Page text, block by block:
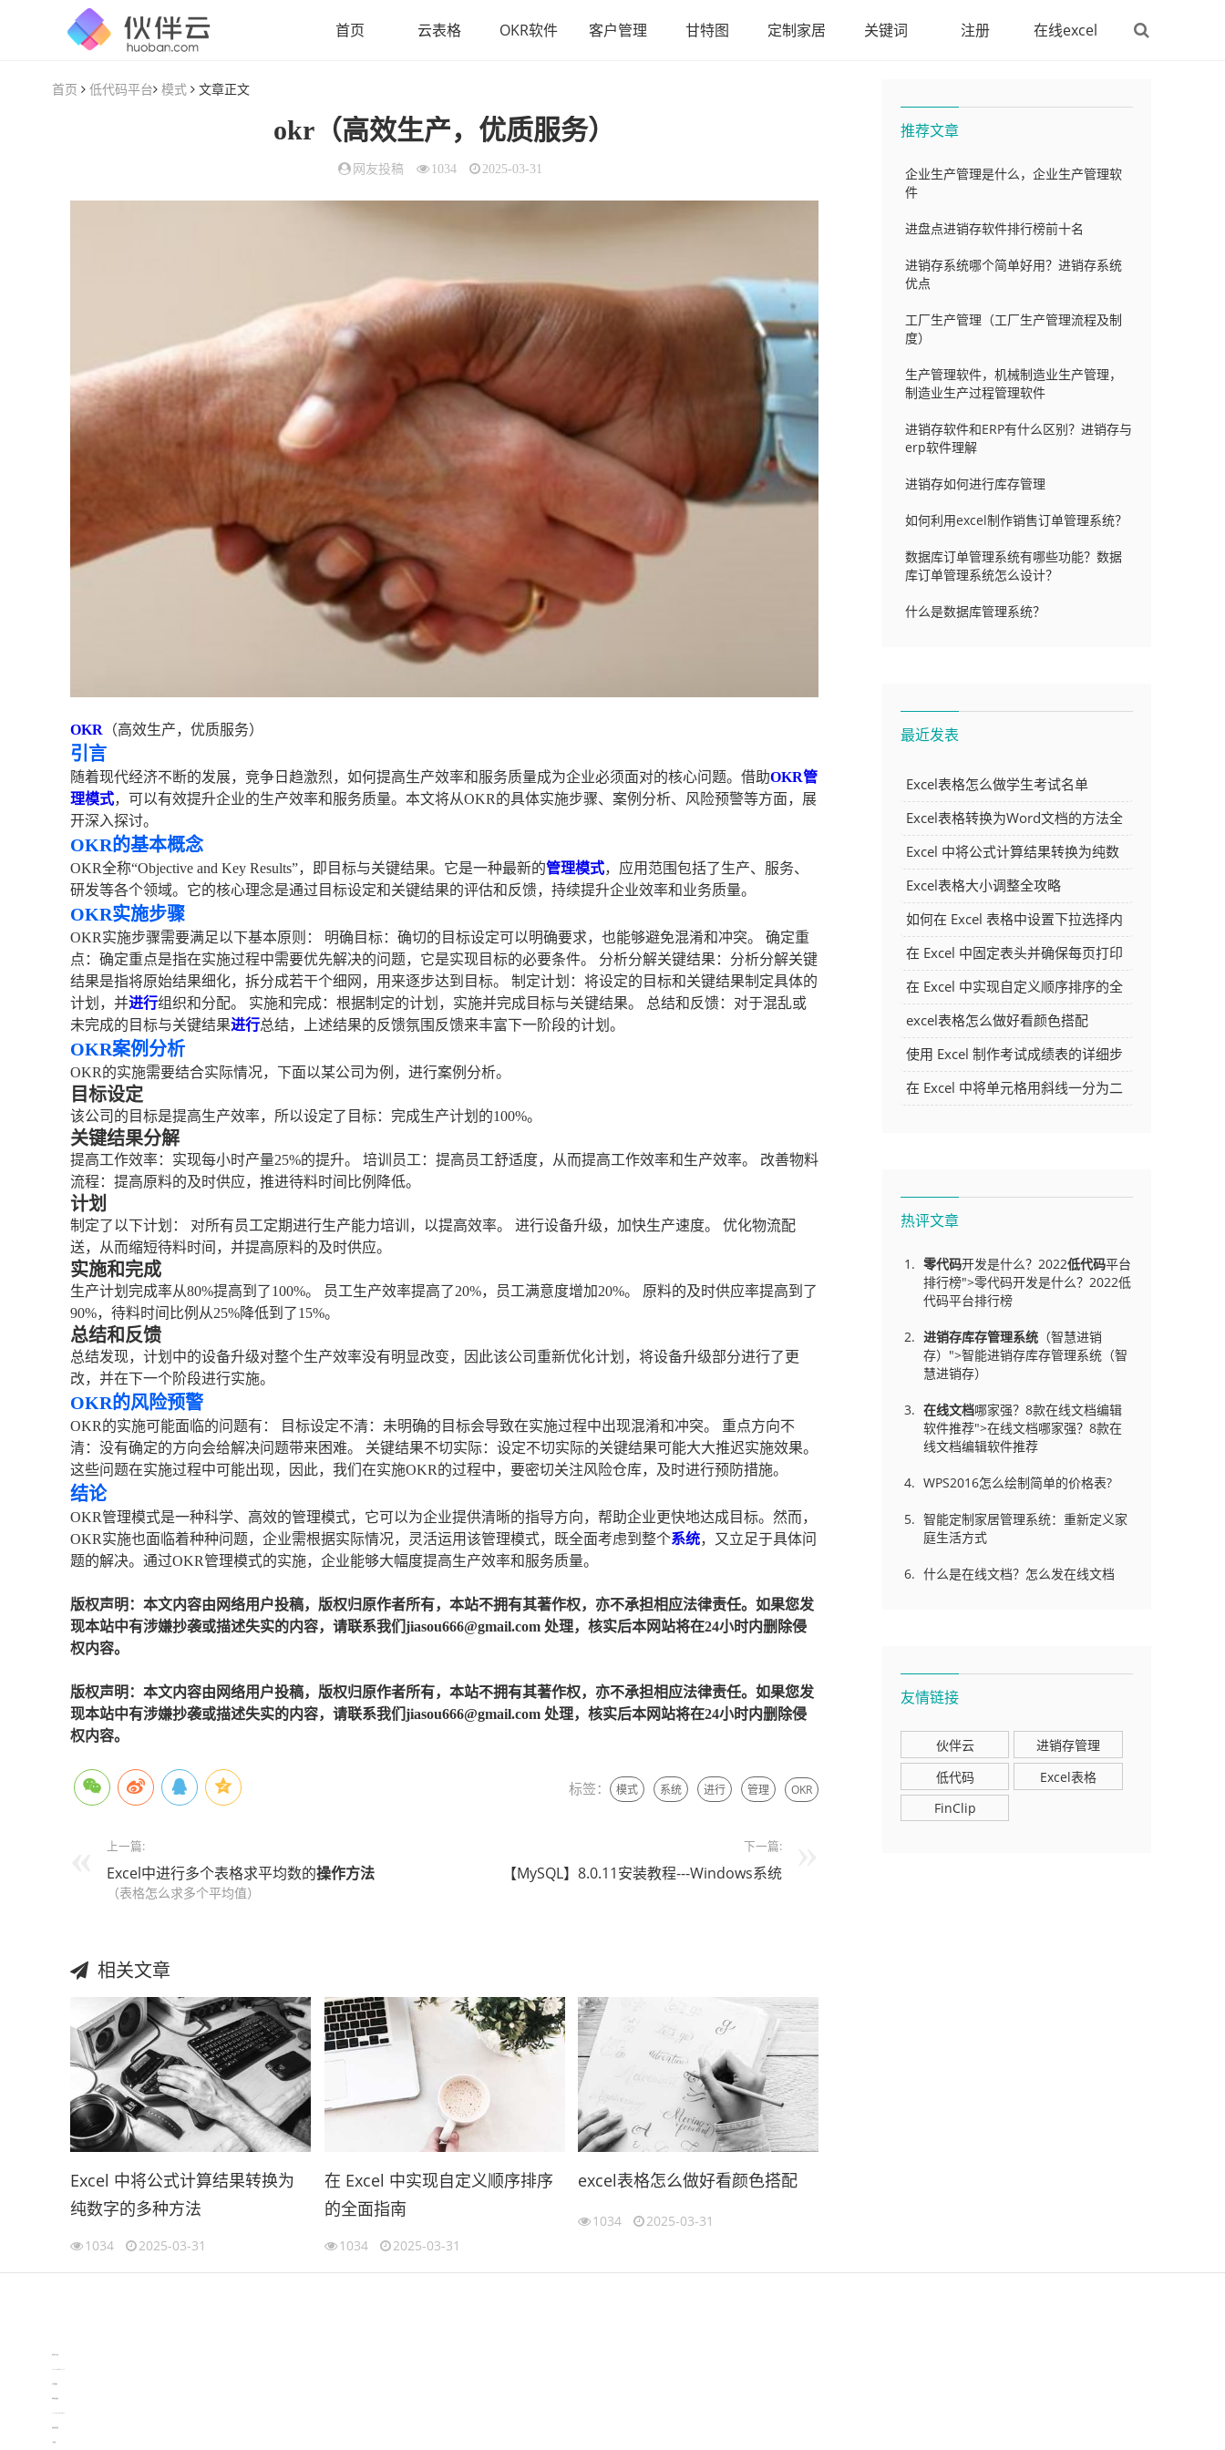
首页 云表格 OKR软件 客户管理 甘特图 定制家居 关键词 注册 在线excel
首页 低代码平台 模式 文章正文
okr（高效生产，优质服务）
网友投稿 1034 2025-03-31
OKR （高效生产，优质服务）
引言
随着现代经济不断的发展，竞争日趋激烈，如何提高生产效率和服务质量成为企业必须面对的核心问题。借助OKR管
理模式，可以有效提升企业的生产效率和服务质量。本文将从OKR的具体实施步骤、案例分析、风险预警等方面，展
开深入探讨。
OKR的基本概念
OKR全称“Objective and Key Results”，即目标与关键结果。它是一种最新的管理模式，应用范围包括了生产、服务、
研发等各个领域。它的核心理念是通过目标设定和关键结果的评估和反馈，持续提升企业效率和业务质量。
OKR实施步骤
OKR实施步骤需要满足以下基本原则： 明确目标：确切的目标设定可以明确要求，也能够避免混淆和冲突。 确定重
点：确定重点是指在实施过程中需要优先解决的问题，它是实现目标的必要条件。 分析分解关键结果：分析分解关键
结果是指将原始结果细化，拆分成若干个细网，用来逐步达到目标。 制定计划：将设定的目标和关键结果制定具体的
计划，并进行组织和分配。 实施和完成：根据制定的计划，实施并完成目标与关键结果。 总结和反馈：对于混乱或
未完成的目标与关键结果进行总结，上述结果的反馈氛围反馈来丰富下一阶段的计划。
OKR案例分析
OKR的实施需要结合实际情况，下面以某公司为例，进行案例分析。
目标设定
该公司的目标是提高生产效率，所以设定了目标：完成生产计划的100%。
关键结果分解
提高工作效率：实现每小时产量25%的提升。 培训员工：提高员工舒适度，从而提高工作效率和生产效率。 改善物料
流程：提高原料的及时供应，推进待料时间比例降低。
计划
制定了以下计划： 对所有员工定期进行生产能力培训，以提高效率。 进行设备升级，加快生产速度。 优化物流配
送，从而缩短待料时间，并提高原料的及时供应。
实施和完成
生产计划完成率从80%提高到了100%。 员工生产效率提高了20%，员工满意度增加20%。 原料的及时供应率提高到了
90%，待料时间比例从25%降低到了15%。
总结和反馈
总结发现，计划中的设备升级对整个生产效率没有明显改变，因此该公司重新优化计划，将设备升级部分进行了更
改，并在下一个阶段进行实施。
OKR的风险预警
OKR的实施可能面临的问题有： 目标设定不清：未明确的目标会导致在实施过程中出现混淆和冲突。 重点方向不
清：没有确定的方向会给解决问题带来困难。 关键结果不切实际：设定不切实际的关键结果可能大大推迟实施效果。
这些问题在实施过程中可能出现，因此，我们在实施OKR的过程中，要密切关注风险仓库，及时进行预防措施。
结论
OKR管理模式是一种科学、高效的管理模式，它可以为企业提供清晰的指导方向，帮助企业更快地达成目标。然而，
OKR实施也面临着种种问题，企业需根据实际情况，灵活运用该管理模式，既全面考虑到整个系统，又立足于具体问
题的解决。通过OKR管理模式的实施，企业能够大幅度提高生产效率和服务质量。
版权声明：本文内容由网络用户投稿，版权归原作者所有，本站不拥有其著作权，亦不承担相应法律责任。如果您发
现本站中有涉嫌抄袭或描述失实的内容，请联系我们jiasou666@gmail.com 处理，核实后本网站将在24小时内删除侵
权内容。
版权声明：本文内容由网络用户投稿，版权归原作者所有，本站不拥有其著作权，亦不承担相应法律责任。如果您发
现本站中有涉嫌抄袭或描述失实的内容，请联系我们jiasou666@gmail.com 处理，核实后本网站将在24小时内删除侵
权内容。
标签： 模式 系统 进行 管理 OKR
上一篇:
Excel中进行多个表格求平均数的操作方法
（表格怎么求多个平均值）
下一篇:
【MySQL】8.0.11安装教程---Windows系统
相关文章
Excel 中将公式计算结果转换为
纯数字的多种方法
1034 2025-03-31
在 Excel 中实现自定义顺序排序
的全面指南
1034 2025-03-31
excel表格怎么做好看颜色搭配
1034 2025-03-31
推荐文章
企业生产管理是什么，企业生产管理软
件
进盘点进销存软件排行榜前十名
进销存系统哪个简单好用？进销存系统
优点
工厂生产管理（工厂生产管理流程及制
度）
生产管理软件，机械制造业生产管理，
制造业生产过程管理软件
进销存软件和ERP有什么区别？进销存与
erp软件理解
进销存如何进行库存管理
如何利用excel制作销售订单管理系统？
数据库订单管理系统有哪些功能？数据
库订单管理系统怎么设计？
什么是数据库管理系统？
最近发表
Excel表格怎么做学生考试名单
Excel表格转换为Word文档的方法全
解析
Excel 中将公式计算结果转换为纯数
字的多种方法
Excel表格大小调整全攻略
如何在 Excel 表格中设置下拉选择内
容
在 Excel 中固定表头并确保每页打印
时都显示表头的方法详解
在 Excel 中实现自定义顺序排序的全
面指南
excel表格怎么做好看颜色搭配
使用 Excel 制作考试成绩表的详细步
骤及技巧
在 Excel 中将单元格用斜线一分为二
热评文章
零代码开发是什么？2022低代码平台
排行榜">零代码开发是什么？2022低
代码平台排行榜
进销存库存管理系统 （智慧进销
存）">智能进销存库存管理系统（智
慧进销存）
在线文档哪家强？8款在线文档编辑
软件推荐">在线文档哪家强？8款在
线文档编辑软件推荐
WPS2016怎么绘制简单的价格表?
智能定制家居管理系统：重新定义家
庭生活方式
什么是在线文档？怎么发在线文档
友情链接
伙伴云
进销存管理
低代码
Excel表格
FinClip